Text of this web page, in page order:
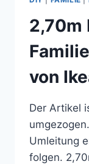
2,70m
von
Der Artikel
Umleitung
folgen.